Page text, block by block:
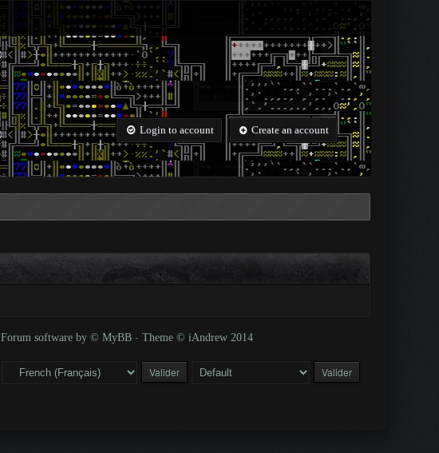
Login to account Create an account
Forum software by © MyBB - Theme © iAndrew 2014